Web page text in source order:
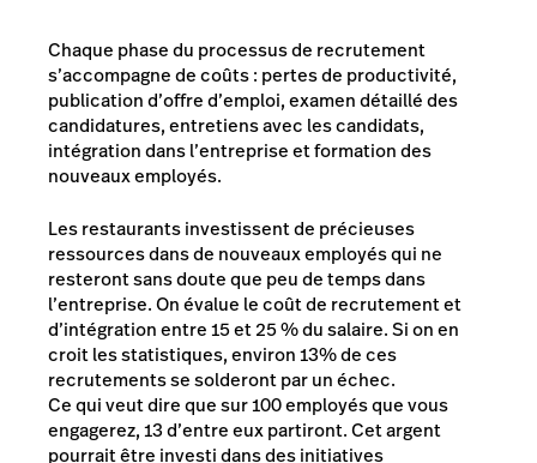
Chaque phase du processus de recrutement
s’accompagne de coûts : pertes de productivité,
publication d’offre d’emploi, examen détaillé des
candidatures, entretiens avec les candidats,
intégration dans l’entreprise et formation des
nouveaux employés.
Les restaurants investissent de précieuses
ressources dans de nouveaux employés qui ne
resteront sans doute que peu de temps dans
l’entreprise. On évalue le coût de recrutement et
d’intégration entre 15 et 25 % du salaire. Si on en
croit les statistiques, environ 13% de ces
recrutements se solderont par un échec.
Ce qui veut dire que sur 100 employés que vous
engagerez, 13 d’entre eux partiront. Cet argent
pourrait être investi dans des initiatives